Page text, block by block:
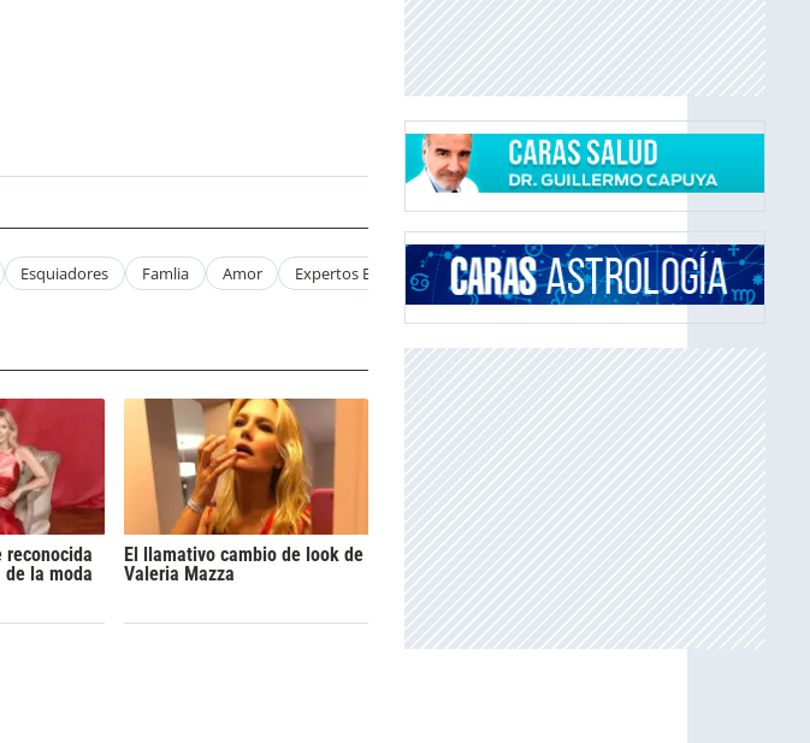
Esquiadores Famlia Amor Expertos Esquiadores Hijos
reconocida
la moda
El llamativo cambio de look de
Valeria Mazza